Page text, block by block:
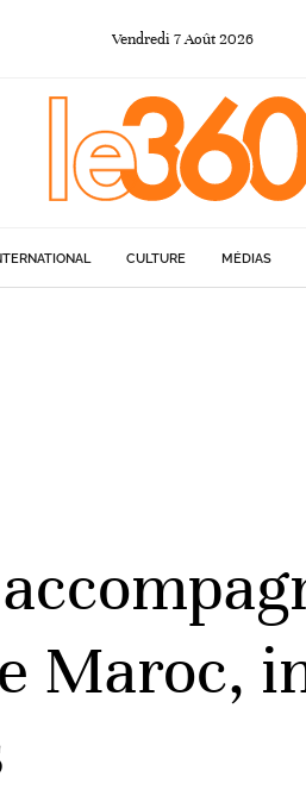
Vendredi 7Août 2026
CULTURE MÉDIAS
Maroc,